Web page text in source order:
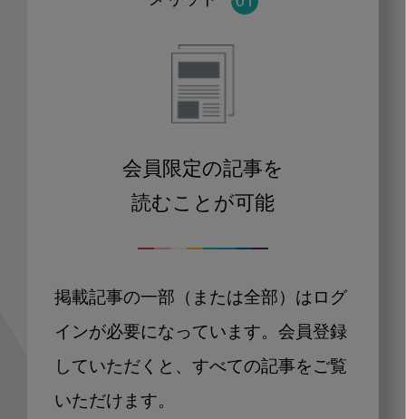
会員限定の記事を
読むことが可能
掲載記事の一部（または全部）はログ
インが必要になっています。会員登録
していただくと、すべての記事をご覧
いただけます。